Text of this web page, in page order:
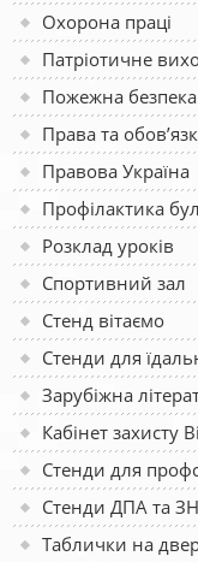
Охорона праці
Патріотичне
Пожежна безпека
Права та
Правова Україна
Профілактика
Розклад уроків
Спортивний зал
Стенд вітаємо
Стенди для
Зарубіжна
Кабінет захисту
Стенди для
Стенди ДПА та
Таблички на